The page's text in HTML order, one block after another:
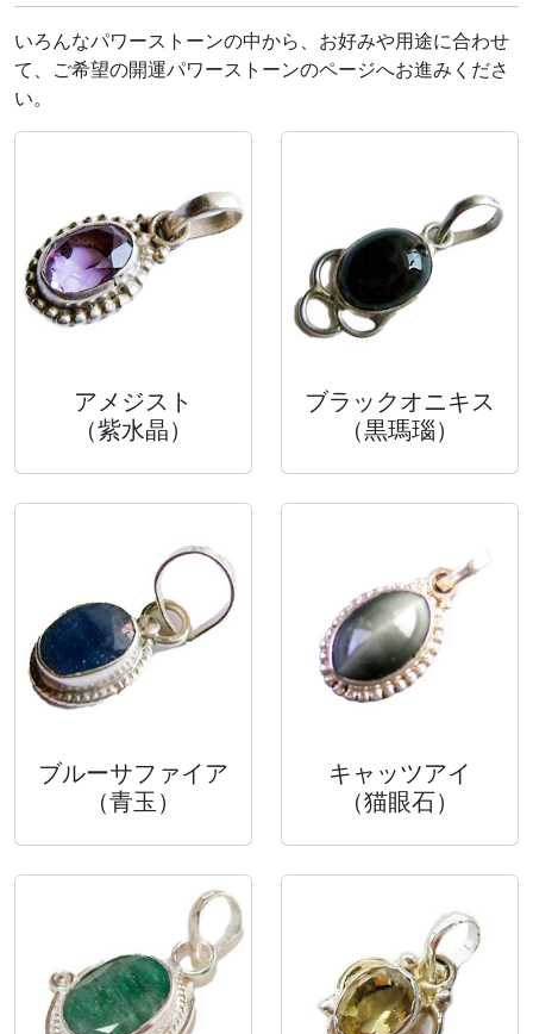
いろんなパワーストーンの中から、お好みや用途に合わせ
て、ご希望の開運パワーストーンのページへお進みくださ
い。
アメジスト
（紫水晶）
ブラックオニキス
（黒瑪瑙）
ブルーサファイア
（青玉）
キャッツアイ
（猫眼石）